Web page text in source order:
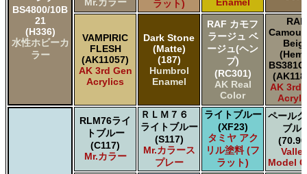
BS4800/10B
21
(H336)
水性ホビーカ
ラー
Mr.カラー
ラット)
Enamel
VAMPIRIC
FLESH
(AK11057)
AK 3rd Gen
Acrylics
Dark Stone
(Matte)
(187)
Humbrol
Enamel
RAF カモフ
ラージュ ベ
ージュ(ヘン
プ)
(RC301)
AK Real
Color
RAF
AK 3rd
RLM76ライ
トブルー
(C117)
Mr.カラー
ＲＬＭ７６
ライトブルー
(S117)
Mr.カラース
プレー
ライトブルー
(XF23)
タミヤ アク
リル塗料 (フ
ラット)
ペール
ブル
Model